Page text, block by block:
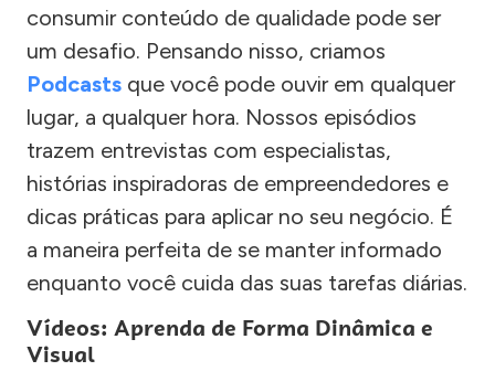
consumir conteúdo de qualidade pode ser
um desafio. Pensando nisso, criamos
Podcasts que você pode ouvir em qualquer
lugar, a qualquer hora. Nossos episódios
trazem entrevistas com especialistas,
histórias inspiradoras de empreendedores e
dicas práticas para aplicar no seu negócio. É
a maneira perfeita de se manter informado
enquanto você cuida das suas tarefas diárias.
Vídeos: Aprenda de Forma Dinâmica e
Visual